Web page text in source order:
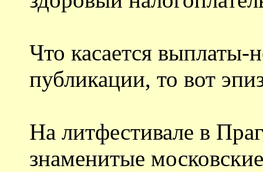
Что касается выплаты-
публикации, то вот
На литфестивале в
знаменитые